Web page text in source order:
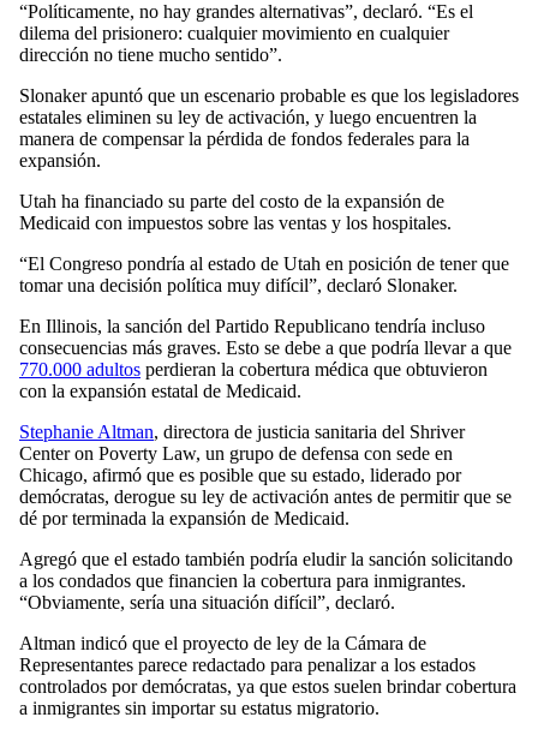
“Políticamente, no hay grandes alternativas”, declaró. “Es el
dilema del prisionero: cualquier movimiento en cualquier
dirección no tiene mucho sentido”.
Slonaker apuntó que un escenario probable es que los legisladores
estatales eliminen su ley de activación, y luego encuentren la
manera de compensar la pérdida de fondos federales para la
expansión.
Utah ha financiado su parte del costo de la expansión de
Medicaid con impuestos sobre las ventas y los hospitales.
“El Congreso pondría al estado de Utah en posición de tener que
tomar una decisión política muy difícil”, declaró Slonaker.
En Illinois, la sanción del Partido Republicano tendría incluso
consecuencias más graves. Esto se debe a que podría llevar a que
770.000 adultos perdieran la cobertura médica que obtuvieron
con la expansión estatal de Medicaid.
Stephanie Altman, directora de justicia sanitaria del Shriver
Center on Poverty Law, un grupo de defensa con sede en
Chicago, afirmó que es posible que su estado, liderado por
demócratas, derogue su ley de activación antes de permitir que se
dé por terminada la expansión de Medicaid.
Agregó que el estado también podría eludir la sanción solicitando
a los condados que financien la cobertura para inmigrantes.
“Obviamente, sería una situación difícil”, declaró.
Altman indicó que el proyecto de ley de la Cámara de
Representantes parece redactado para penalizar a los estados
controlados por demócratas, ya que estos suelen brindar cobertura
a inmigrantes sin importar su estatus migratorio.